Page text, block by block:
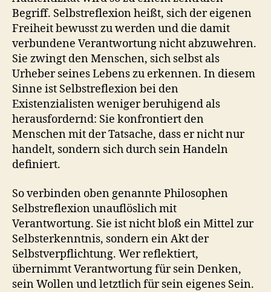
Begriff. Selbstreflexion heißt, sich der eigenen
Freiheit bewusst zu werden und die damit
verbundene Verantwortung nicht abzuwehren.
Sie zwingt den Menschen, sich selbst als
Urheber seines Lebens zu erkennen. In diesem
Sinne ist Selbstreflexion bei den
Existenzialisten weniger beruhigend als
herausfordernd: Sie konfrontiert den
Menschen mit der Tatsache, dass er nicht nur
handelt, sondern sich durch sein Handeln
definiert.
So verbinden oben genannte Philosophen
Selbstreflexion unauflöslich mit
Verantwortung. Sie ist nicht bloß ein Mittel zur
Selbsterkenntnis, sondern ein Akt der
Selbstverpflichtung. Wer reflektiert,
übernimmt Verantwortung für sein Denken,
sein Wollen und letztlich für sein eigenes Sein.